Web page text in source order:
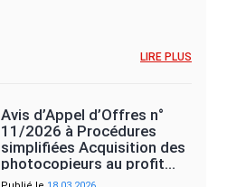
LIRE PLUS
Avis d’Appel d’Offres n°
11/2026 à Procédures
simplifiées Acquisition des
photocopieurs au profit…